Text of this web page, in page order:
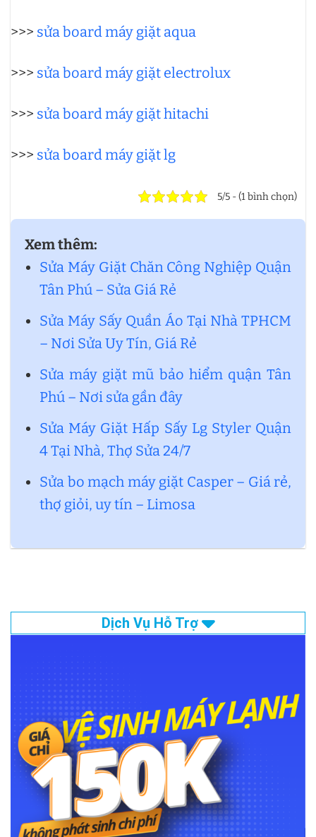
>>> sửa board máy giặt aqua
>>> sửa board máy giặt electrolux
>>> sửa board máy giặt hitachi
>>> sửa board máy giặt lg
5/5 - (1 bình chọn)
Xem thêm:
Sửa Máy Giặt Chăn Công Nghiệp Quận
Tân Phú – Sửa Giá Rẻ
Sửa Máy Sấy Quần Áo Tại Nhà TPHCM
– Nơi Sửa Uy Tín, Giá Rẻ
Sửa máy giặt mũ bảo hiểm quận Tân
Phú – Nơi sửa gần đây
Sửa Máy Giặt Hấp Sấy Lg Styler Quận
4 Tại Nhà, Thợ Sửa 24/7
Sửa bo mạch máy giặt Casper – Giá rẻ,
thợ giỏi, uy tín – Limosa
Dịch Vụ Hỗ Trợ